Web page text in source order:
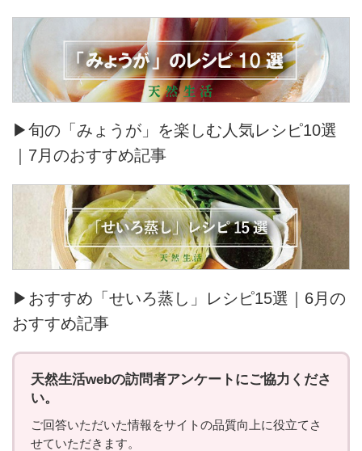
▶旬の「みょうが」を楽しむ人気レシピ10選
｜7月のおすすめ記事
▶おすすめ「せいろ蒸し」レシピ15選｜6月の
おすすめ記事